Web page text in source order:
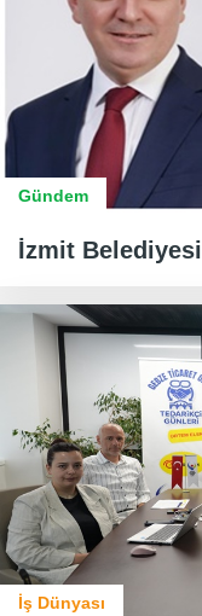
Gündem
İzmit
İş Dünyası